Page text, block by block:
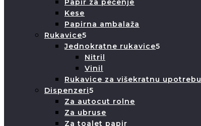
Papir za pečenje
Kese
Papirna ambalaža
Rukavice
Jednokratne rukavice
Nitril
Vinil
Rukavice za višekratnu upotrebu
Dispenzeri
Za autocut rolne
Za ubruse
Za toalet papir